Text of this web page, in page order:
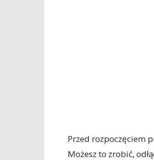
Przed rozpoczęciem
Możesz to zrobić,